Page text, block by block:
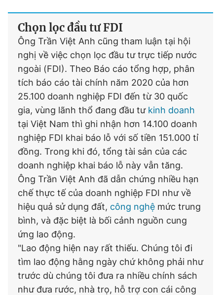
Chọn lọc đầu tư FDI
Ông Trần Việt Anh cũng tham luận tại hội
nghị về việc chọn lọc đầu tư trực tiếp nước
ngoài (FDI). Theo Báo cáo tổng hợp, phân
tích báo cáo tài chính năm 2020 của hơn
25.100 doanh nghiệp FDI đến từ 30 quốc
gia, vùng lãnh thổ đang đầu tư kinh doanh
tại Việt Nam thì ghi nhận hơn 14.100 doanh
nghiệp FDI khai báo lỗ với số tiền 151.000 tỉ
đồng. Trong khi đó, tổng tài sản của các
doanh nghiệp khai báo lỗ này vẫn tăng.
Ông Trần Việt Anh đã dẫn chứng nhiều hạn
chế thực tế của doanh nghiệp FDI như về
hiệu quả sử dụng đất, công nghệ mức trung
bình, và đặc biệt là bối cảnh nguồn cung
ứng lao động.
"Lao động hiện nay rất thiếu. Chúng tôi đi
tìm lao động hằng ngày chứ không phải như
trước dù chúng tôi đưa ra nhiều chính sách
như đưa rước, nhà trọ, hỗ trợ con cái công